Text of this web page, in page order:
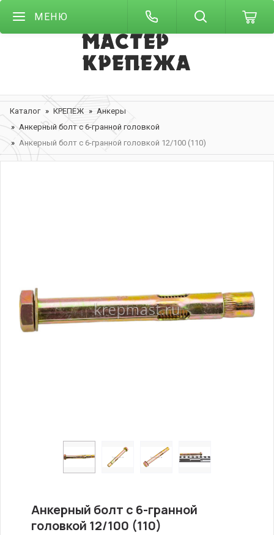
МЕНЮ
Каталог КРЕПЕЖ
Анкеры
Анкерный болт с 6-гранной головкой
Анкерный болт с 6-гранной головкой 12/100 (110)
Анкерный болт с 6-гранной
головкой 12/100 (110)